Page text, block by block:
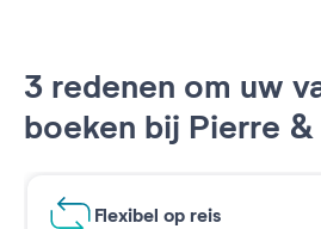
3 redenen om uw
boeken bij Pierre
Flexibel op reis